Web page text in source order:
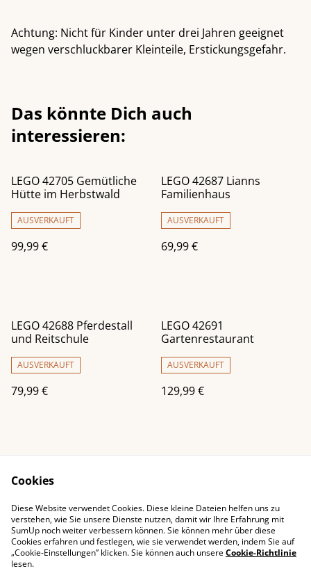
Achtung: Nicht für Kinder unter drei Jahren geeignet
wegen verschluckbarer Kleinteile, Erstickungsgefahr.
Das könnte Dich auch
interessieren:
LEGO 42705 Gemütliche
Hütte im Herbstwald
AUSVERKAUFT
99,99 €
LEGO 42687 Lianns
Familienhaus
AUSVERKAUFT
69,99 €
LEGO 42688 Pferdestall
und Reitschule
AUSVERKAUFT
79,99 €
LEGO 42691
Gartenrestaurant
AUSVERKAUFT
129,99 €
Impressum
Kontaktieren Sie uns
Rechtliche
Bestimmungen
Datenschutzbestimm
ungen von SumUp
Cookie-Richtlinie
Cookies
Diese Website verwendet Cookies. Diese kleine Dateien helfen uns zu
verstehen, wie Sie unsere Dienste nutzen, damit wir Ihre Erfahrung mit
SumUp noch weiter verbessern können. Sie können mehr über diese
Cookies erfahren und festlegen, wie sie verwendet werden, indem Sie auf
„Cookie-Einstellungen” klicken. Sie können auch unsereCookie-Richtlinie
lesen.